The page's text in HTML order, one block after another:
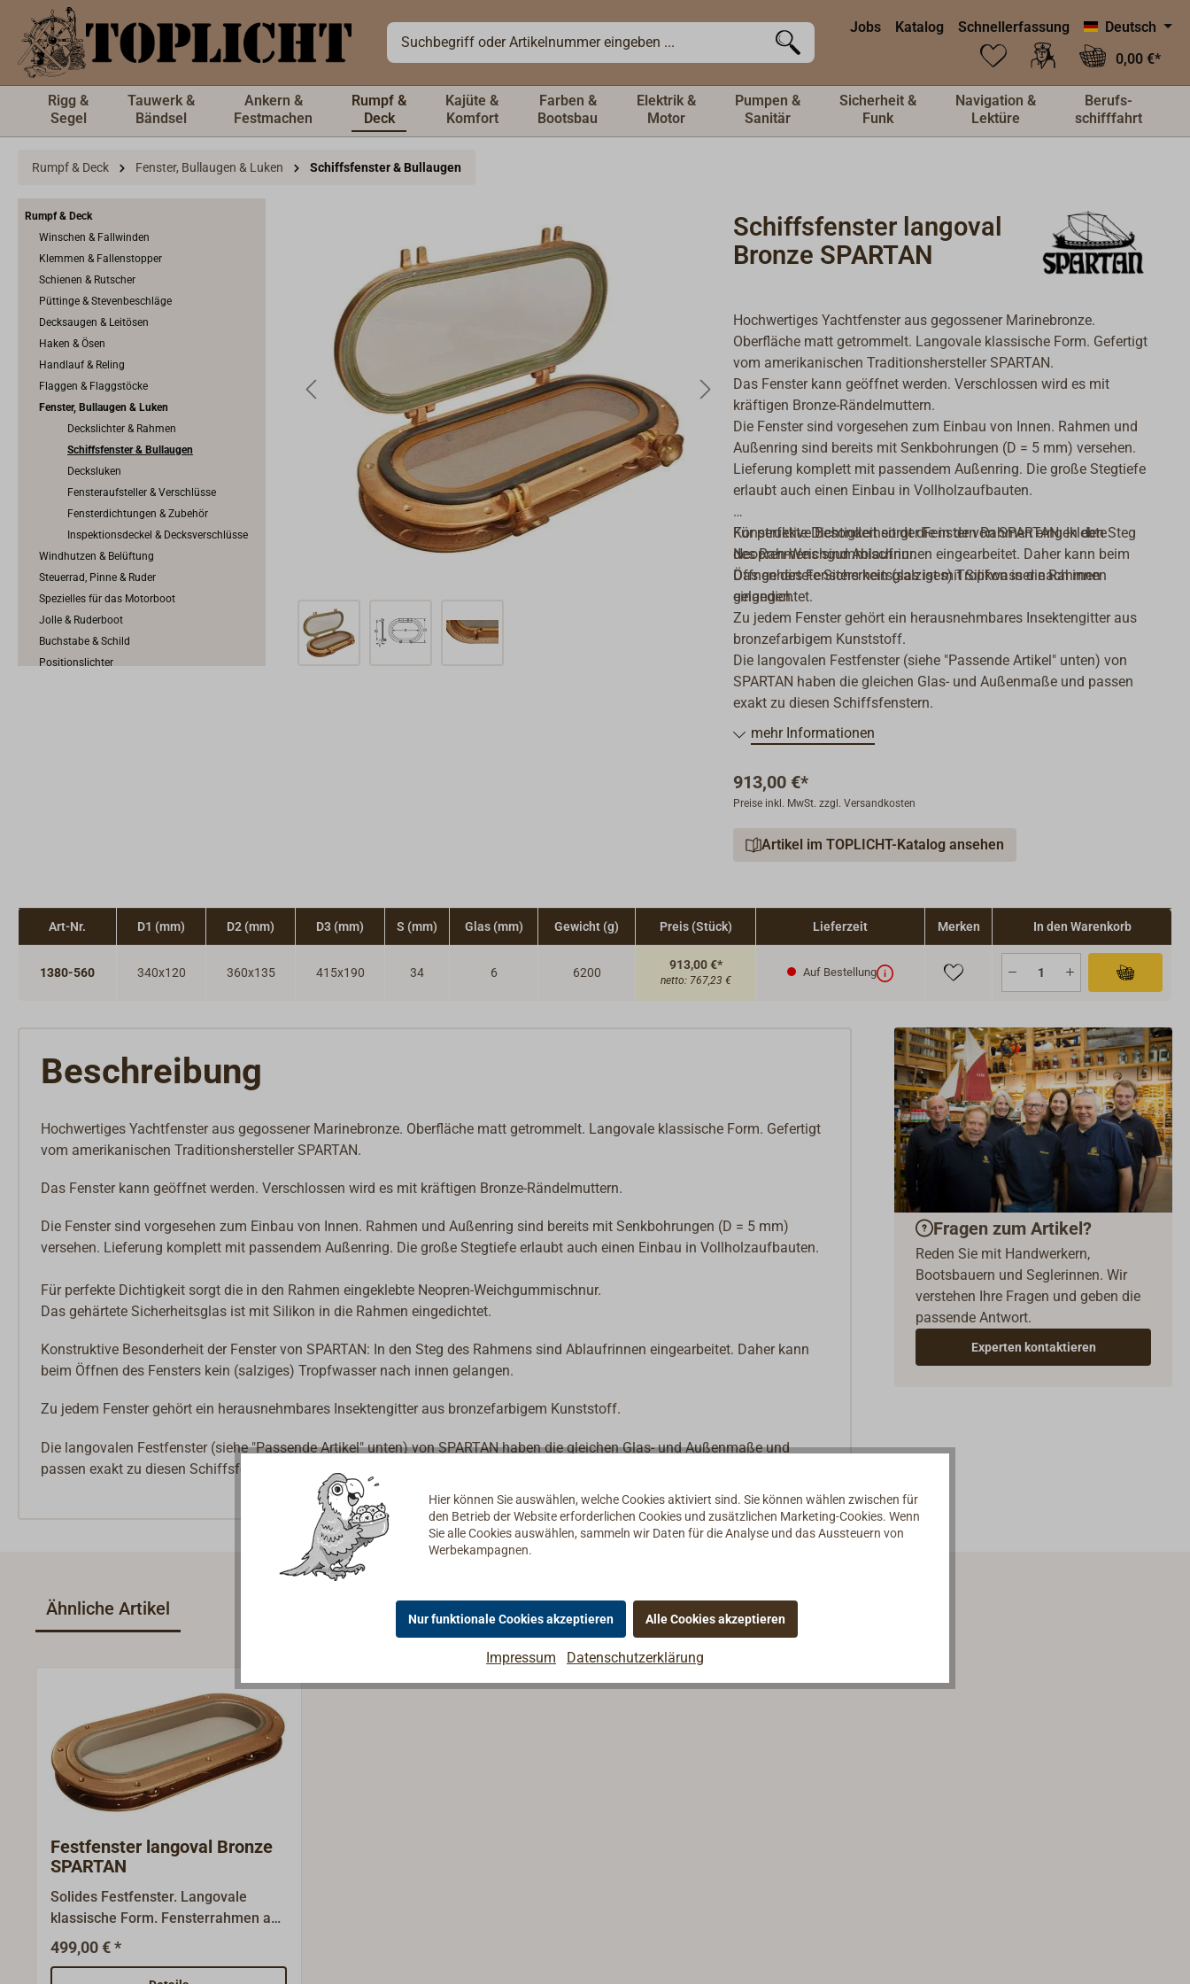
springen Jobs Katalog Schnellerfassung
Deutsch
0,00 €*
Rigg &
Segel
Tauwerk &
Bändsel
Ankern &
Festmachen
Rumpf &
Deck
Kajüte &
Komfort
Farben &
Bootsbau
Elektrik &
Motor
Pumpen &
Sanitär
Sicherheit &
Funk
Navigation &
Lektüre
Berufs-
schifffahrt
Rumpf & Deck Fenster, Bullaugen & Luken Schiffsfenster & Bullaugen
Rumpf & Deck
Winschen & Fallwinden
Klemmen & Fallenstopper
Schienen & Rutscher
Püttinge & Stevenbeschläge
Decksaugen & Leitösen
Haken & Ösen
Handlauf & Reling
Flaggen & Flaggstöcke
Fenster, Bullaugen & Luken
Deckslichter & Rahmen
Schiffsfenster & Bullaugen
Decksluken
Fensteraufsteller & Verschlüsse
Fensterdichtungen & Zubehör
Inspektionsdeckel & Decksverschlüsse
Windhutzen & Belüftung
Steuerrad, Pinne & Ruder
Spezielles für das Motorboot
Jolle & Ruderboot
Buchstabe & Schild
Positionslichter
Schiffsfenster langoval
Bronze SPARTAN
Hochwertiges Yachtfenster aus gegossener Marinebronze.
Oberfläche matt getrommelt. Langovale klassische Form. Gefertigt
vom amerikanischen Traditionshersteller SPARTAN.
Das Fenster kann geöffnet werden. Verschlossen wird es mit
kräftigen Bronze-Rändelmuttern.
Die Fenster sind vorgesehen zum Einbau von Innen. Rahmen und
Außenring sind bereits mit Senkbohrungen (D = 5 mm) versehen.
Lieferung komplett mit passendem Außenring. Die große Stegtiefe
erlaubt auch einen Einbau in Vollholzaufbauten.
Für perfekte Dichtigkeit sorgt die in den Rahmen eingeklebte
Neopren-Weichgummischnur.
Das gehärtete Sicherheitsglas ist mit Silikon in die Rahmen
eingedichtet.
Konstruktive Besonderheit der Fenster von SPARTAN: In den Steg
des Rahmens sind Ablaufrinnen eingearbeitet. Daher kann beim
Öffnen des Fensters kein (salziges) Tropfwasser nach innen
gelangen.
Zu jedem Fenster gehört ein herausnehmbares Insektengitter aus
bronzefarbigem Kunststoff.
Die langovalen Festfenster (siehe "Passende Artikel" unten) von
SPARTAN haben die gleichen Glas- und Außenmaße und passen
exakt zu diesen Schiffsfenstern.
mehr Informationen
913,00 €*
Preise inkl. MwSt. zzgl. Versandkosten
Artikel im TOPLICHT-Katalog ansehen
Art-Nr. D1 (mm) D2 (mm) D3 (mm) S (mm) Glas (mm) Gewicht (g) Preis (Stück) Lieferzeit Merken In den Warenkorb
1380-560 340x120 360x135 415x190 34 6 6200
913,00 €*
netto: 767,23 €
Auf Bestellung
Beschreibung
Hochwertiges Yachtfenster aus gegossener Marinebronze. Oberfläche matt getrommelt. Langovale klassische Form. Gefertigt
vom amerikanischen Traditionshersteller SPARTAN.
Das Fenster kann geöffnet werden. Verschlossen wird es mit kräftigen Bronze-Rändelmuttern.
Die Fenster sind vorgesehen zum Einbau von Innen. Rahmen und Außenring sind bereits mit Senkbohrungen (D = 5 mm)
versehen. Lieferung komplett mit passendem Außenring. Die große Stegtiefe erlaubt auch einen Einbau in Vollholzaufbauten.
Für perfekte Dichtigkeit sorgt die in den Rahmen eingeklebte Neopren-Weichgummischnur.
Das gehärtete Sicherheitsglas ist mit Silikon in die Rahmen eingedichtet.
Konstruktive Besonderheit der Fenster von SPARTAN: In den Steg des Rahmens sind Ablaufrinnen eingearbeitet. Daher kann
beim Öffnen des Fensters kein (salziges) Tropfwasser nach innen gelangen.
Zu jedem Fenster gehört ein herausnehmbares Insektengitter aus bronzefarbigem Kunststoff.
Die langovalen Festfenster (siehe "Passende Artikel" unten) von SPARTAN haben die gleichen Glas- und Außenmaße und
passen exakt zu diesen Schiffsfenstern.
Fragen zum Artikel?
Reden Sie mit Handwerkern,
Bootsbauern und Seglerinnen. Wir
verstehen Ihre Fragen und geben die
passende Antwort.
Experten kontaktieren
Ähnliche Artikel
Festfenster langoval Bronze
SPARTAN
Solides Festfenster. Langovale
klassische Form. Fensterrahmen aus
Gussbronze, Oberfläche matt
getrommelt. Die Scheibe aus
499,00 € *
Hier können Sie auswählen, welche Cookies aktiviert sind. Sie können wählen zwischen für
den Betrieb der Website erforderlichen Cookies und zusätzlichen Marketing-Cookies. Wenn
Sie alle Cookies auswählen, sammeln wir Daten für die Analyse und das Aussteuern von
Werbekampagnen.
Nur funktionale Cookies akzeptieren Alle Cookies akzeptieren
Impressum Datenschutzerklärung